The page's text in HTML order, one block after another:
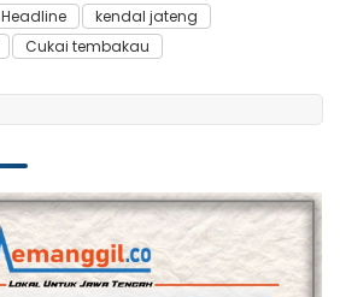
Headline
kendal jateng
Cukai tembakau